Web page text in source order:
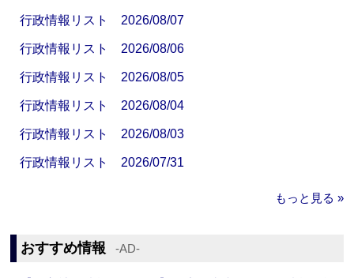
行政情報リスト 2026/08/07
行政情報リスト 2026/08/06
行政情報リスト 2026/08/05
行政情報リスト 2026/08/04
行政情報リスト 2026/08/03
行政情報リスト 2026/07/31
もっと見る »
おすすめ情報 ‐AD‐